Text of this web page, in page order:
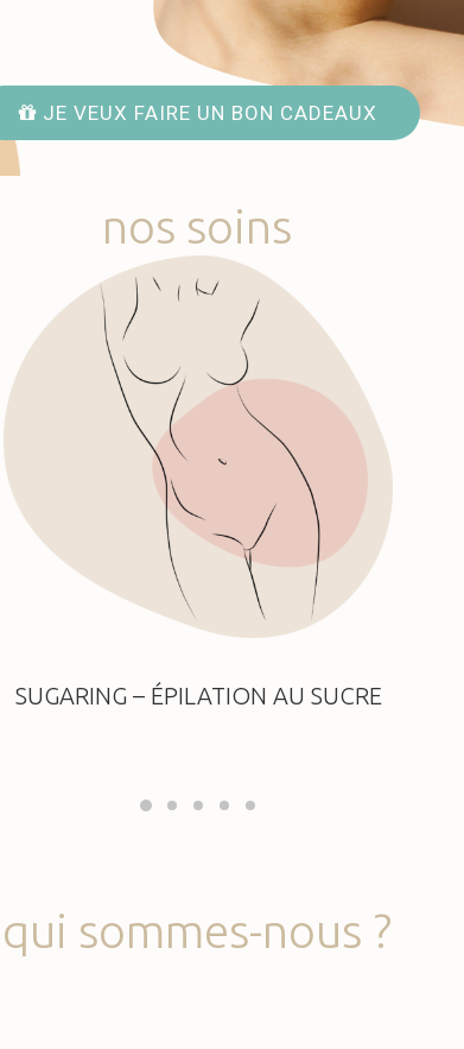
JE VEUX FAIRE UN BON CADEAUX
nos soins
SUGARING – ÉPILATION AU SUCRE
qui sommes-nous ?